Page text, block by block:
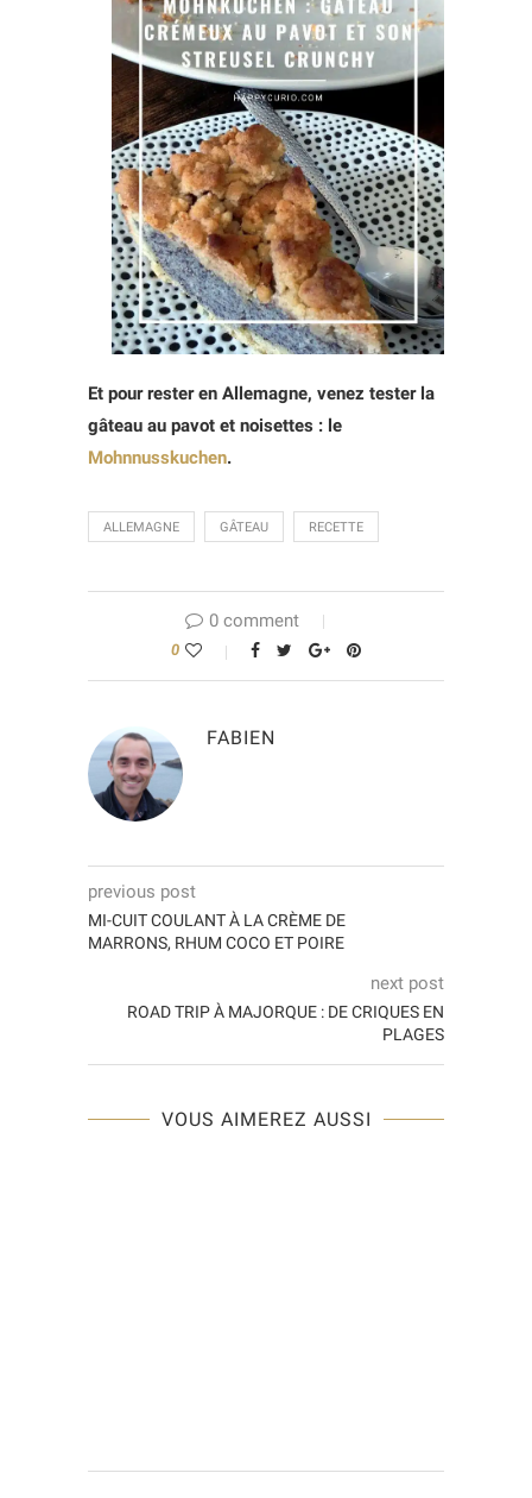
Et pour rester en Allemagne, venez tester la
gâteau au pavot et noisettes : le
Mohnnusskuchen.
ALLEMAGNE GÂTEAU RECETTE
0 comment
0
FABIEN
previous post
MI-CUIT COULANT À LA CRÈME DE
MARRONS, RHUM COCO ET POIRE
next post
ROAD TRIP À MAJORQUE : DE CRIQUES EN
PLAGES
VOUS AIMEREZ AUSSI